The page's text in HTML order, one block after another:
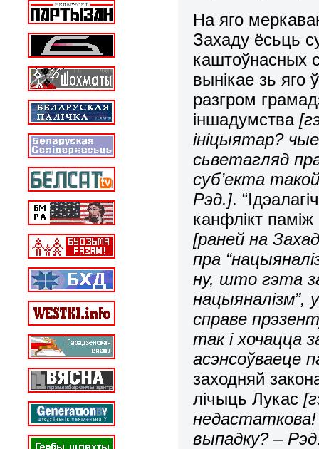
На яго
Захаду ёсьць
каштоўнасных
вынікае зь яго
разгром
іншадумства
ініцыятар?
сьветагляд
суб’екта
Рэд.].
канфлікт паміж
[раней на
пра
ну, што гэта
нацыяналізм”,
справе
так і хочацца
асэнсоўваеце
заходняй
лічыць Лукас
выпадку? –